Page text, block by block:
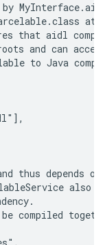
at
that aidl
and can
to Java
thus depends
also
compiled